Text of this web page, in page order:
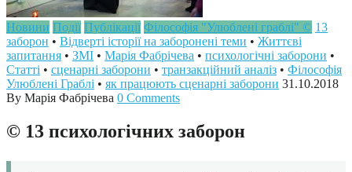
Новини Події Публікації Філософія "Улюблені граблі" © 13
заборон • Відверті історії на заборонені теми • Життєві
запитання • ЗМІ • Марія Фабрічева • психологічні заборони •
Статті • сценарні заборони • транзакційний аналіз • Філософія
Улюблені Граблі • як працюють сценарні заборони 31.10.2018
By Марія Фабрічева 0 Comments
© 13 психологічних заборон